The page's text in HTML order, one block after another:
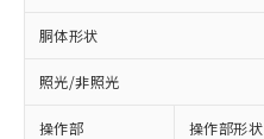
胴体形状
照光/非照光
操作部 操作部形状